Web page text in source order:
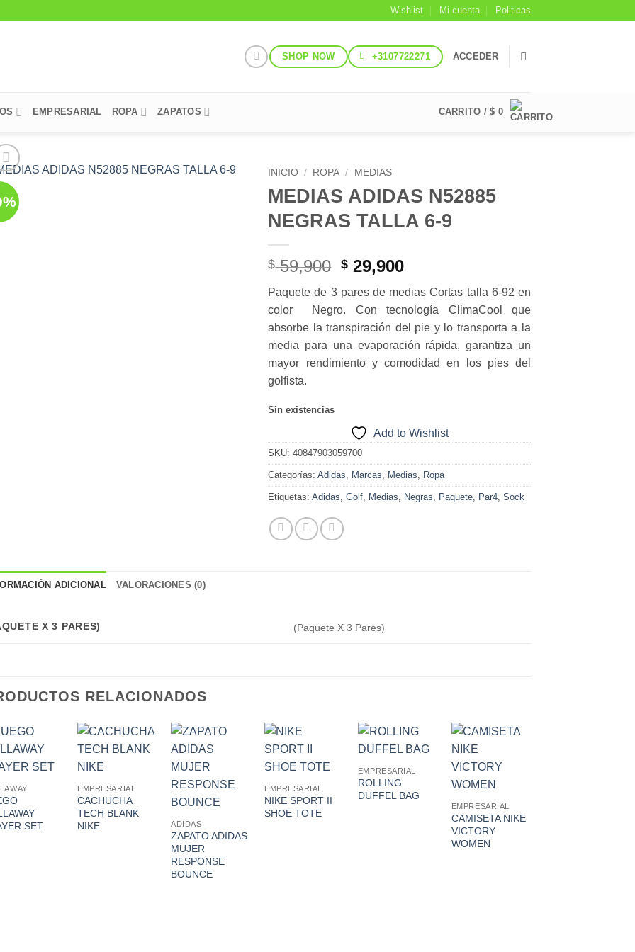
Wishlist Mi cuenta Politicas
SHOP NOW +3107722271 ACCEDER
EMPRESARIAL ROPA ZAPATOS CARRITO /$ 0
INICIO / ROPA / MEDIAS
MEDIAS ADIDAS N52885
NEGRAS TALLA 6-9
$59,900 El
original
era:
$ 59,900.
$ 29,900El
actual
es:
$ 29,900.
Paquete de 3 pares de medias Cortas talla 6-92 en
color Negro. Con tecnología ClimaCool que
absorbe la transpiración del pie y lo transporta a la
media para una evaporación rápida, garantiza un
mayor rendimiento y comodidad en los pies del
golfista.
Sin existencias
Add to Wishlist
SKU:40847903059700
Categorías:Adidas, Marcas, Medias, Ropa
Etiquetas:Adidas,Golf, Medias, Negras, Paquete, Par4,Sock
ADICIONAL VALORACIONES (0)
X 3 PARES) (Paquete X 3 Pares)
RELACIONADOS
Add to
Wishlist
SET
EMPRESARIAL
CACHUCHA
TECH BLANK
NIKE
ADIDAS
ZAPATO ADIDAS
MUJER
RESPONSE
BOUNCE
Add to
Wishlist
EMPRESARIAL
NIKE SPORT II
SHOE TOTE
Wishlist
EMPRESARIAL
ROLLING
DUFFEL BAG
Add to
Wishlist
EMPRESARIAL
CAMISETA NIKE
VICTORY
WOMEN